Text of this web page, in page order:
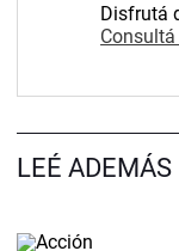
Disfrutá
LEÉ ADEMÁS